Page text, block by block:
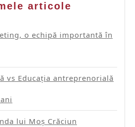
articole
o echipă importantă în
vs Educația antreprenorială
lui Moș Crăciun